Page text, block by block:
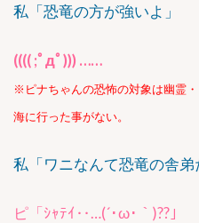
私「恐竜の方が強いよ」
(((( ;ﾟдﾟ))) ……
※ピナちゃんの恐怖の対象は幽霊
海に行った事がない。
私「ワニなんて恐竜の舎弟
ピ「ｼｬﾃｲ‥…(´･ω･｀)??」